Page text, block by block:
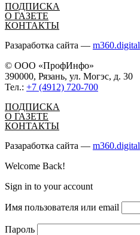
ПОДПИСКА
О ГАЗЕТЕ
КОНТАКТЫ
Разаработка сайта — m360.digital
© ООО «ПрофИнфо»
390000, Рязань, ул. Могэс, д. 30
Тел.: +7 (4912) 720-700
ПОДПИСКА
О ГАЗЕТЕ
КОНТАКТЫ
Разаработка сайта — m360.digital
Welcome Back!
Sign in to your account
Имя пользователя или email
Пароль